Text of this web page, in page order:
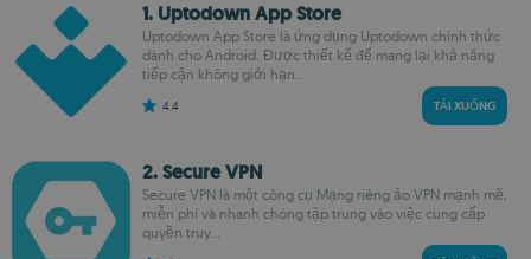
1. Uptodown App Store
Uptodown App Store là ứng dụng Uptodown chính thức
dành cho Android. Được thiết kế để mang lại khả năng
tiếp cận không giới hạn...
4.4 TẢI XUỐNG
2. Secure VPN
Secure VPN là một công cụ Mạng riêng ảo VPN mạnh mẽ,
miễn phí và nhanh chóng tập trung vào việc cung cấp
quyền truy...